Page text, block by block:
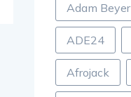
Adam Beyer
ADE24
Afrojack